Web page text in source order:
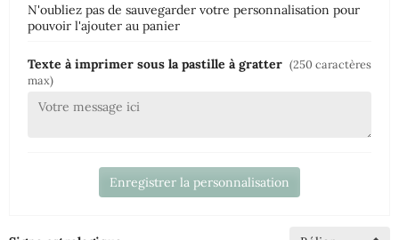
N'oubliez pas de sauvegarder votre personnalisation pour
pouvoir l'ajouter au panier
Texte à imprimer sous la pastille à gratter (250 caractères
max)
Enregistrer la personnalisation